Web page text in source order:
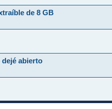
de 8 GB
abierto